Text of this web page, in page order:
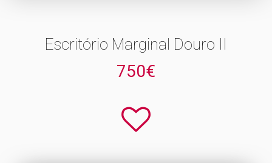
Escritório Marginal Douro II
750€